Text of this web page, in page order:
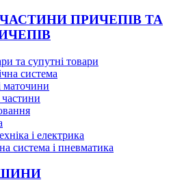
ПРИЧЕПІВ ТА
та супутні товари
система
маточини
частини
і електрика
система і пневматика